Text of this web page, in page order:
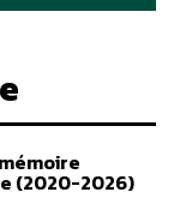
(2020-2026)